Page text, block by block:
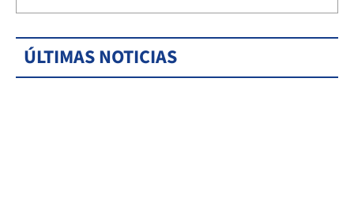
ÚLTIMAS NOTICIAS